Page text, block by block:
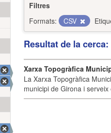
Filtres
Formats:
CSV
Resultat de la
Xarxa Topogràfica
La Xarxa Topogràfica
municipi de Girona i